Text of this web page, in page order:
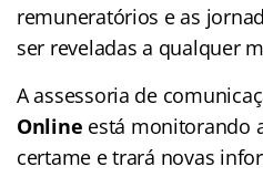
remuneratórios e as
ser reveladas a qualquer
A assessoria de
Online está monitorando
certame e trará novas